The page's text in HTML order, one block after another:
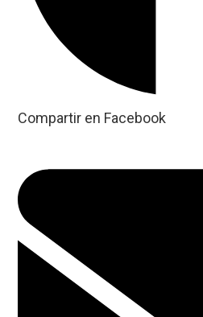
Compartir en Facebook